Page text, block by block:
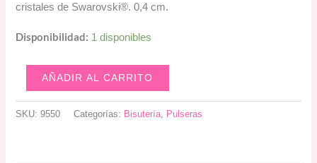
cristales de Swarovski®. 0,4 cm.
Disponibilidad: 1 disponibles
Pulsera
Elementos
rodio
AÑADIR AL CARRITO
SKU:9550 Categorías: Bisutería, Pulseras